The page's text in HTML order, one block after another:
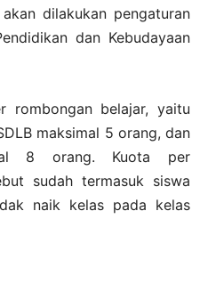
dilakukan pengaturan
dan Kebudayaan
rombongan belajar, yaitu
maksimal 5 orang, dan
8 orang. Kuota per
sudah termasuk siswa
naik kelas pada kelas